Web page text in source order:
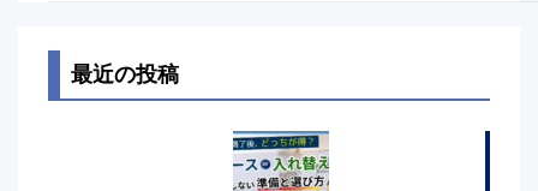
最近の投稿